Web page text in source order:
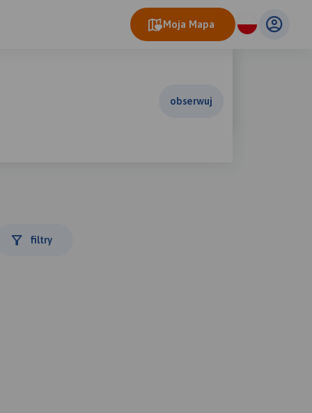
Moja Mapa
obserwuj
filtry